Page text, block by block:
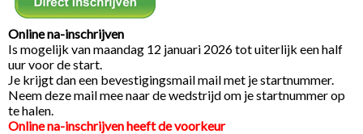
Online na-inschrijven
Is mogelijk van maandag 12 januari 2026 tot uiterlijk een half
uur voor de start.
Je krijgt dan een bevestigingsmail mail met je startnummer.
Neem deze mail mee naar de wedstrijd om je startnummer op
te halen.
Online na-inschrijven heeft de voorkeur